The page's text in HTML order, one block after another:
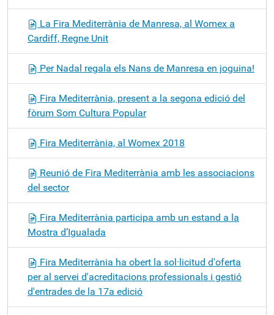
La Fira Mediterrània de Manresa, al Womex a
Cardiff, Regne Unit
Per Nadal regala els Nans de Manresa en joguina!
Fira Mediterrània, present a la segona edició del
fòrum Som Cultura Popular
Fira Mediterrània, al Womex 2018
Reunió de Fira Mediterrània amb les associacions
del sector
Fira Mediterrània participa amb un estand a la
Mostra d’Igualada
Fira Mediterrània ha obert la sol·licitud d'oferta
per al servei d'acreditacions professionals i gestió
d'entrades de la 17a edició